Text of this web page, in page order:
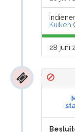
Kuiken (
28 juni